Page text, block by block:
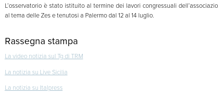
L’osservatorio è stato istituito al termine dei lavori congressuali
al tema delle Zes e tenutosi a Palermo dal 12 al 14 luglio.
Rassegna stampa
La video notizia sul Tg di TRM
La notizia su Live Sicilia
La notizia su Italpress